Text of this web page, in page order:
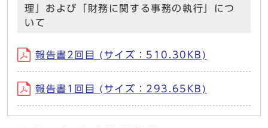
理」および「財務に関する事務の執行」につ
いて
報告書2回目 (サイズ：510.30KB)
報告書1回目 (サイズ：293.65KB)